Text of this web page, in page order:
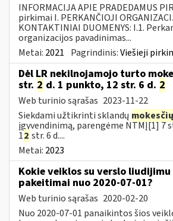
INFORMACIJA APIE PRADEDAMUS
pirkimai I. PERKANČIOJI
KONTAKTINIAI DUOMENYS: I.1.
organizacijos pavadinimas...
Metai: 2021 Pagrindinis:Viešieji
Dėl LR nekilnojamojo turto
str. 2 d. 1 punkto, 12 str. 6 d. 2
Web turinio sąrašas 2023-11-22
Siekdami užtikrinti sklandų mokesčių
įgyvendinimą, parengėme NTMĮ[1] 7
12 str. 6 d....
Metai: 2023
Kokie veiklos su verslo liudijimu
pakeitimai nuo 2020-07-01?
Web turinio sąrašas 2020-02-20
Nuo 2020-07-01 panaikintos šios